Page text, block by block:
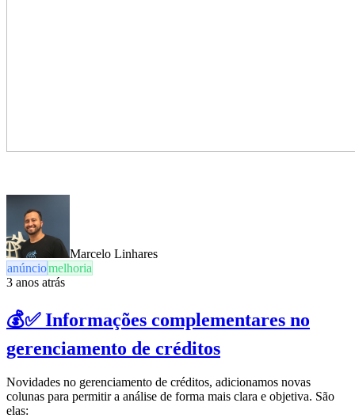
Marcelo Linhares
anúnciomelhoria
3 anos atrás
💰✅ Informações complementares no
gerenciamento de créditos
Novidades no gerenciamento de créditos, adicionamos novas
colunas para permitir a análise de forma mais clara e objetiva. São
elas: